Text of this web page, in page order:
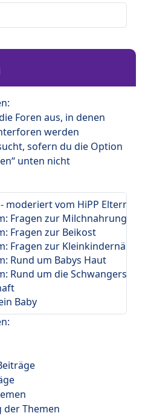
Foren aus, in denen
werden
sofern du die Option
unten nicht
der Themen